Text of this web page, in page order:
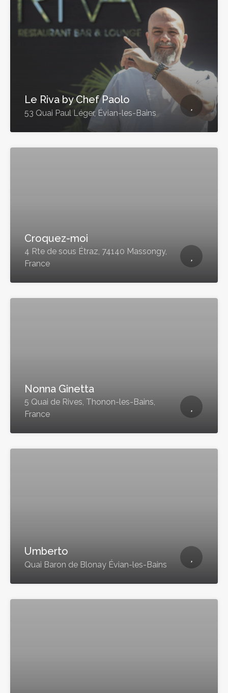
Le Riva by Chef Paolo
53 Quai Paul Léger, Évian-les-Bains
Croquez-moi
4 Rte de sous Étraz, 74140 Massongy,
France
Nonna Ginetta
5 Quai de Rives, Thonon-les-Bains,
France
Umberto
Quai Baron de Blonay Évian-les-Bains